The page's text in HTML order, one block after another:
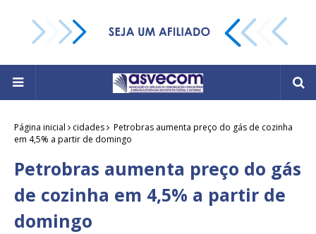
Página inicial cidades
Petrobras aumenta preço do gás de cozinha
em 4,5% a partir de domingo
Petrobras aumenta preço do gás
de cozinha em 4,5% a partir de
domingo